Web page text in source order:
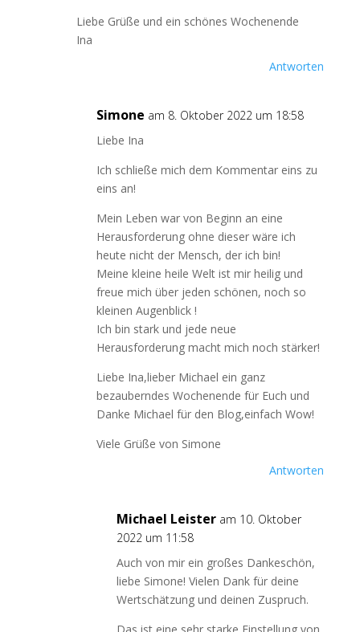
Liebe Grüße und ein schönes Wochenende
Ina
Antworten
Simone am 8. Oktober 2022 um 18:58
Liebe Ina
Ich schließe mich dem Kommentar eins zu
eins an!
Mein Leben war von Beginn an eine
Herausforderung ohne dieser wäre ich
heute nicht der Mensch, der ich bin!
Meine kleine heile Welt ist mir heilig und
freue mich über jeden schönen, noch so
kleinen Augenblick !
Ich bin stark und jede neue
Herausforderung macht mich noch stärker!
Liebe Ina,lieber Michael ein ganz
bezauberndes Wochenende für Euch und
Danke Michael für den Blog,einfach Wow!
Viele Grüße von Simone
Antworten
Michael Leister am 10. Oktober
2022 um 11:58
Auch von mir ein großes Dankeschön,
liebe Simone! Vielen Dank für deine
Wertschätzung und deinen Zuspruch.